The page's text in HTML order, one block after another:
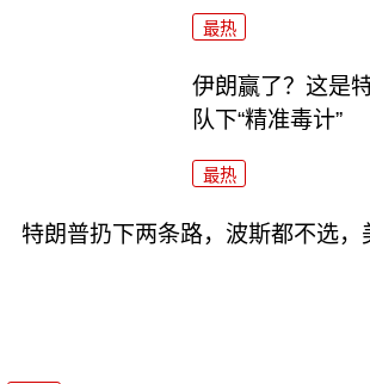
最热
伊朗赢了？这是
队下“精准毒计”
最热
特朗普扔下两条路，波斯都不选，